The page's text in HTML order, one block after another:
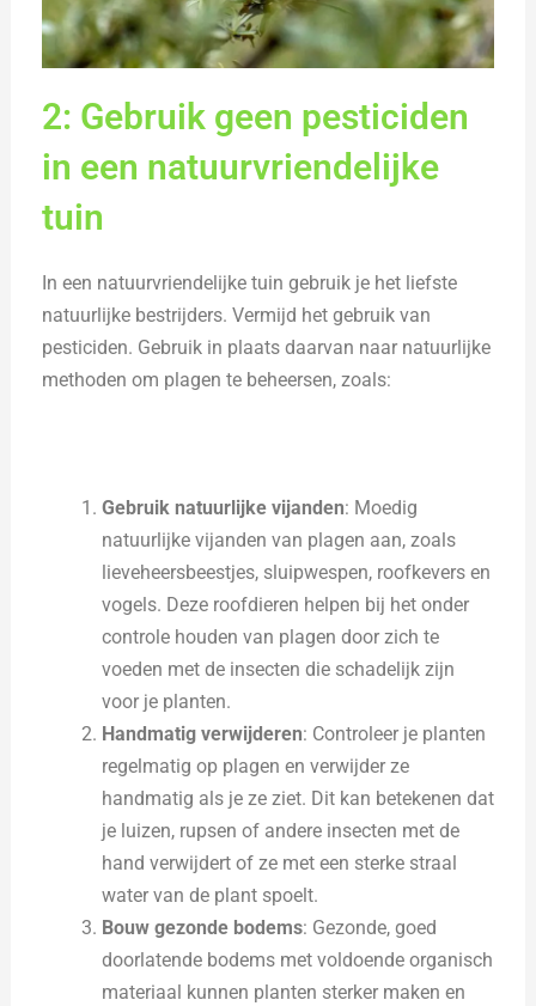
2: Gebruik geen pesticiden
in een natuurvriendelijke
tuin
In een natuurvriendelijke tuin gebruik je het liefste
natuurlijke bestrijders. Vermijd het gebruik van
pesticiden. Gebruik in plaats daarvan naar natuurlijke
methoden om plagen te beheersen, zoals:
Gebruik natuurlijke vijanden: Moedig
natuurlijke vijanden van plagen aan, zoals
lieveheersbeestjes, sluipwespen, roofkevers en
vogels. Deze roofdieren helpen bij het onder
controle houden van plagen door zich te
voeden met de insecten die schadelijk zijn
voor je planten.
Handmatig verwijderen: Controleer je planten
regelmatig op plagen en verwijder ze
handmatig als je ze ziet. Dit kan betekenen dat
je luizen, rupsen of andere insecten met de
hand verwijdert of ze met een sterke straal
water van de plant spoelt.
Bouw gezonde bodems: Gezonde, goed
doorlatende bodems met voldoende organisch
materiaal kunnen planten sterker maken en